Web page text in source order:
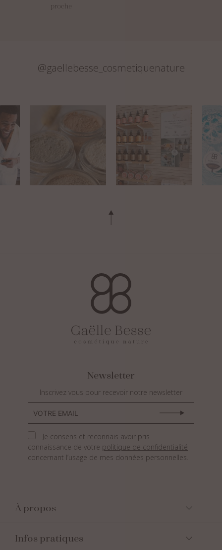
proche
@gaellebesse_cosmetiquenature
Newsletter
Inscrivez vous pour recevoir notre newsletter
Je consens et reconnais avoir pris
connaissance de votre politique de confidentialité
concernant l’usage de mes données personnelles.
À propos
Infos pratiques